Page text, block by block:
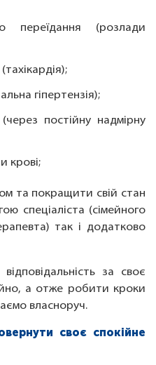
переїдання (розлади
гіпертензія);
постійну надмірну
крові;
та покращити свій стан
спеціаліста (сімейного
так і додатково
за своє
а отже робити кроки
власноруч.
своє спокійне